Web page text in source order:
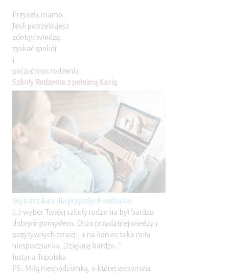
Przyszła mamo,
Jeśli potrzebujesz
zdobyć wiedzę,
zyskać spokój
i
poczuć moc rodzenia.
Szkoły Rodzenia z położną Kasią.
Wybierz kurs dla przyszłych rodziców
(…) wybór Twojej szkoły rodzenia był bardzo
dobrym pomysłem. Dużo przydatnej wiedzy i
pozytywnych emocji, a na koniec taka miła
niespodzianka. Dziękuję bardzo :*
Justyna Topolska
P.S.: Miłą niespodzianką, o której wspomina